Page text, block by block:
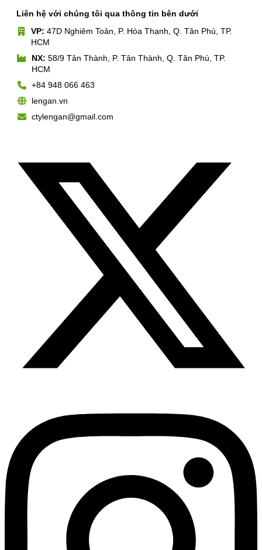
Liên hệ với chúng tôi qua thông tin bên dưới
VP: 47D Nghiêm Toản, P. Hòa Thạnh, Q. Tân Phú, TP.
HCM
NX: 58/9 Tân Thành, P. Tân Thành, Q. Tân Phú, TP.
HCM
+84 948 066 463
lengan.vn
ctylengan@gmail.com